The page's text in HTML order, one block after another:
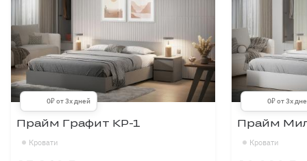
0₽ от 3х дней
Кровати
Прайм Графит КР-1
0₽ от 3х
Кровати
Прайм